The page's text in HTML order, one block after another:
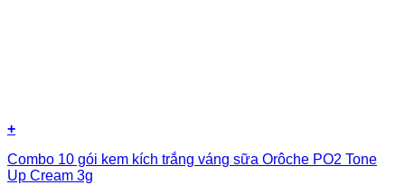
+
Combo 10 gói kem kích trắng váng sữa Orôche PO2 Tone
Up Cream 3g